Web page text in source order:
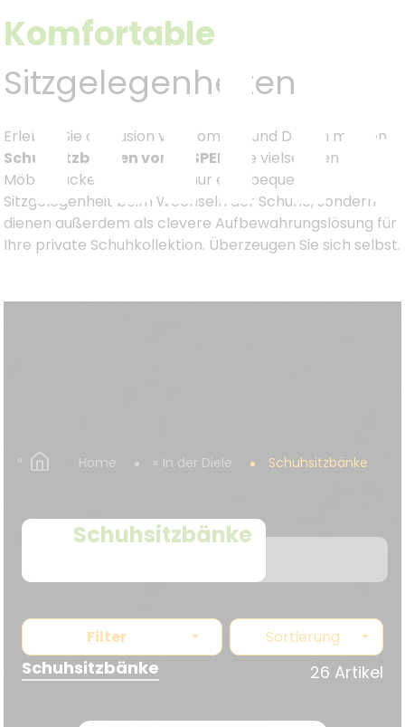
Komfortable
Sitzgelegenheiten
Erleben Sie die Fusion von Komfort und Design mit den
Schuhsitzbänken von KESPER.
Die vielseitigen
Möbelstücke bieten nicht nur eine bequeme
Sitzgelegenheit beim Wechseln der Schuhe, sondern
dienen außerdem als clevere Aufbewahrungslösung für
Ihre private Schuhkollektion. Überzeugen Sie sich selbst.
Home In der Diele Schuhsitzbänke
Schuhsitzbänke
Filter Sortierung
Schuhsitzbänke 26 Artikel